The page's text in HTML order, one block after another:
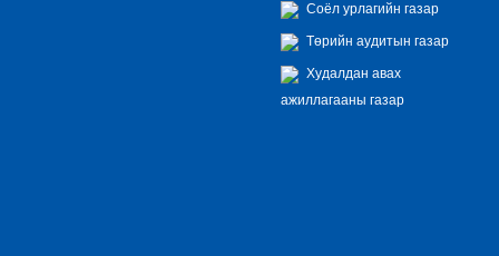
Соёл урлагийн газар
Төрийн аудитын газар
Худалдан авах
ажиллагааны газар